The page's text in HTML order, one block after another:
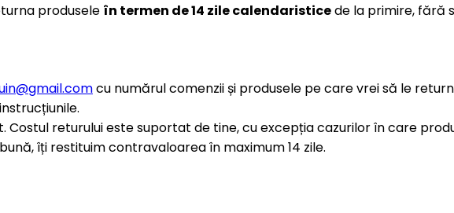
produsele în termen de 14 zile calendaristicede la primire, fără
cu numărul comenzii și produsele pe care vrei să le
returului este suportat de tine, cu excepția cazurilor în care
îți restituim contravaloarea în maximum 14 zile.